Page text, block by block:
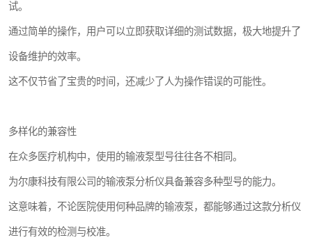
试。
通过简单的操作，用户可以立即获取详细的测试数据，极大地提升了
设备维护的效率。
这不仅节省了宝贵的时间，还减少了人为操作错误的可能性。
多样化的兼容性
在众多医疗机构中，使用的输液泵型号往往各不相同。
为尔康科技有限公司的输液泵分析仪具备兼容多种型号的能力。
这意味着，不论医院使用何种品牌的输液泵，都能够通过这款分析仪
进行有效的检测与校准。